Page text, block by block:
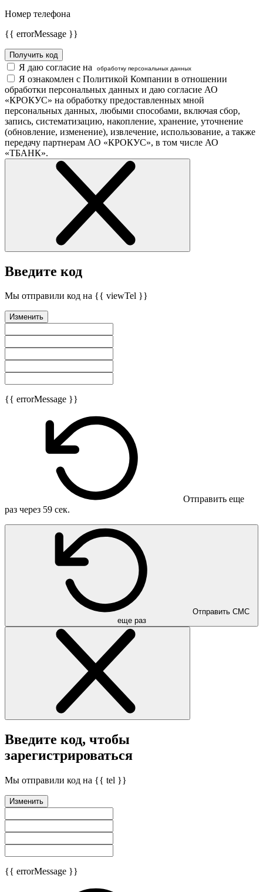
Номер телефона
{{ errorMessage }}
Получить код
Я даю согласие на обработку персональных данных
Я ознакомлен с Политикой Компании в отношении
обработки персональных данных и даю согласие АО
«КРОКУС» на обработку предоставленных мной
персональных данных, любыми способами, включая сбор,
запись, систематизацию, накопление, хранение, уточнение
(обновление, изменение), извлечение, использование, а также
передачу партнерам АО «КРОКУС», в том числе АО
«ТБАНК».
Введите код
Мы отправили код на {{ viewTel }}
Изменить
{{ errorMessage }}
Отправить еще
раз через 59 сек.
еще раз
Введите код, чтобы
зарегистрироваться
Мы отправили код на {{ tel }}
Изменить
{{ errorMessage }}